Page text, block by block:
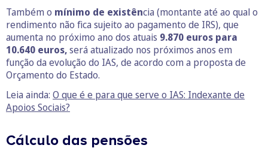
Também o mínimo de existência (montante até ao qual o
rendimento não fica sujeito ao pagamento de IRS), que
aumenta no próximo ano dos atuais 9.870 euros para
10.640 euros,será atualizado nos próximos anos em
função da evolução do IAS, de acordo com a proposta de
Orçamento do Estado.
Leia ainda: O que é e para que serve o IAS: Indexante de
Apoios Sociais?
Cálculo das pensões